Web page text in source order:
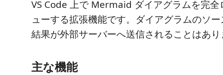
VS Code 上で Mermaid ダイアグラムを完
ューする拡張機能です。ダイアグラムのソ
結果が外部サーバーへ送信されることはあ
主な機能